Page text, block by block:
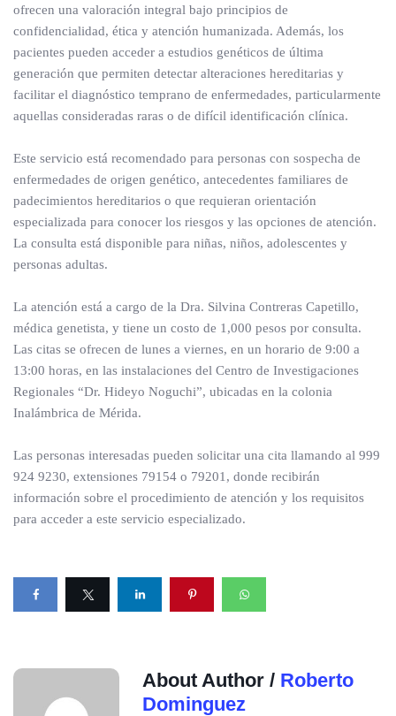
ofrecen una valoración integral bajo principios de
confidencialidad, ética y atención humanizada. Además, los
pacientes pueden acceder a estudios genéticos de última
generación que permiten detectar alteraciones hereditarias y
facilitar el diagnóstico temprano de enfermedades, particularmente
aquellas consideradas raras o de difícil identificación clínica.
Este servicio está recomendado para personas con sospecha de
enfermedades de origen genético, antecedentes familiares de
padecimientos hereditarios o que requieran orientación
especializada para conocer los riesgos y las opciones de atención.
La consulta está disponible para niñas, niños, adolescentes y
personas adultas.
La atención está a cargo de la Dra. Silvina Contreras Capetillo,
médica genetista, y tiene un costo de 1,000 pesos por consulta.
Las citas se ofrecen de lunes a viernes, en un horario de 9:00 a
13:00 horas, en las instalaciones del Centro de Investigaciones
Regionales “Dr. Hideyo Noguchi”, ubicadas en la colonia
Inalámbrica de Mérida.
Las personas interesadas pueden solicitar una cita llamando al 999
924 9230, extensiones 79154 o 79201, donde recibirán
información sobre el procedimiento de atención y los requisitos
para acceder a este servicio especializado.
About Author / Roberto
Dominguez